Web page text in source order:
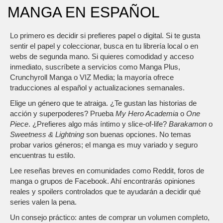
MANGA EN ESPAÑOL
Lo primero es decidir si prefieres papel o digital. Si te gusta
sentir el papel y coleccionar, busca en tu librería local o en
webs de segunda mano. Si quieres comodidad y acceso
inmediato, suscríbete a servicios como Manga Plus,
Crunchyroll Manga o VIZ Media; la mayoría ofrece
traducciones al español y actualizaciones semanales.
Elige un género que te atraiga. ¿Te gustan las historias de
acción y superpoderes? Prueba My Hero Academia o One
Piece. ¿Prefieres algo más íntimo y slice‑of‑life? Barakamon o
Sweetness & Lightning son buenas opciones. No temas
probar varios géneros; el manga es muy variado y seguro
encuentras tu estilo.
Lee reseñas breves en comunidades como Reddit, foros de
manga o grupos de Facebook. Ahí encontrarás opiniones
reales y spoilers controlados que te ayudarán a decidir qué
series valen la pena.
Un consejo práctico: antes de comprar un volumen completo,